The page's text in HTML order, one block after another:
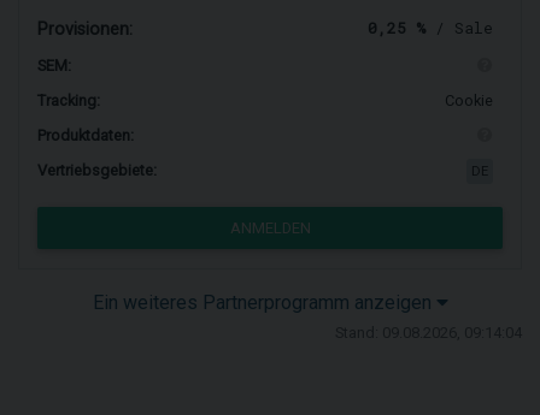
Provisionen: 0,25 % / Sale
SEM:
Tracking:
Cookie
Produktdaten:
Vertriebsgebiete:
ANMELDEN
Ein weiteres Partnerprogramm anzeigen